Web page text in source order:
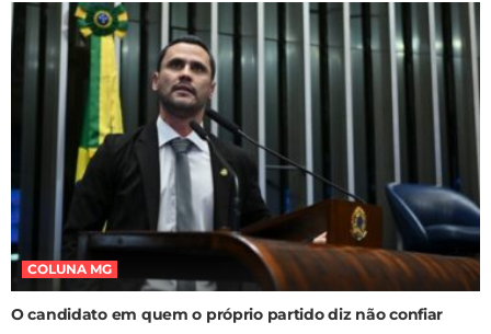
COLUNA MG
O candidato em quem o próprio partido diz não confiar